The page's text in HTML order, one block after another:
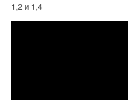
1,2 и 1,4